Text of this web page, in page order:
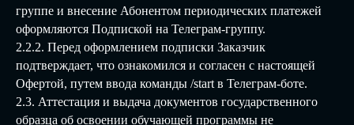
группе и внесение Абонентом периодических платежей
оформляются Подпиской на Телеграм-группу.
2.2.2. Перед оформлением подписки Заказчик
подтверждает, что ознакомился и согласен с настоящей
Офертой, путем ввода команды /start в Телеграм-боте.
2.3. Аттестация и выдача документов государственного
образца об освоении обучающей программы не